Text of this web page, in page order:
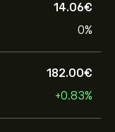
14.06‎€‎
0%
182.00‎€‎
+0.83%